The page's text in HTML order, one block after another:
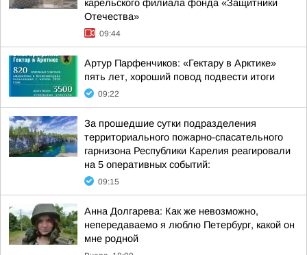
карельского филиала фонда «Защитники
Отечества»
09:44
Артур Парфенчиков: «Гектару в Арктике»
пять лет, хороший повод подвести итоги
09:22
За прошедшие сутки подразделения
территориального пожарно-спасательного
гарнизона Республики Карелия реагировали
на 5 оперативных событий:
09:15
Анна Долгарева: Как же невозможно,
непередаваемо я люблю Петербург, какой он
мне родной